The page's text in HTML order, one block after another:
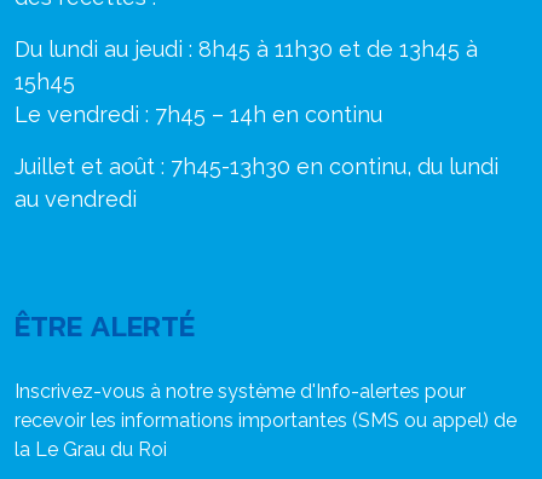
Du lundi au jeudi : 8h45 à 11h30 et de 13h45 à
15h45
Le vendredi : 7h45 – 14h en continu
Juillet et août : 7h45-13h30 en continu, du lundi
au vendredi
ÊTRE ALERTÉ
Inscrivez-vous à notre système d'Info-alertes pour
recevoir les informations importantes (SMS ou appel) de
la Le Grau du Roi